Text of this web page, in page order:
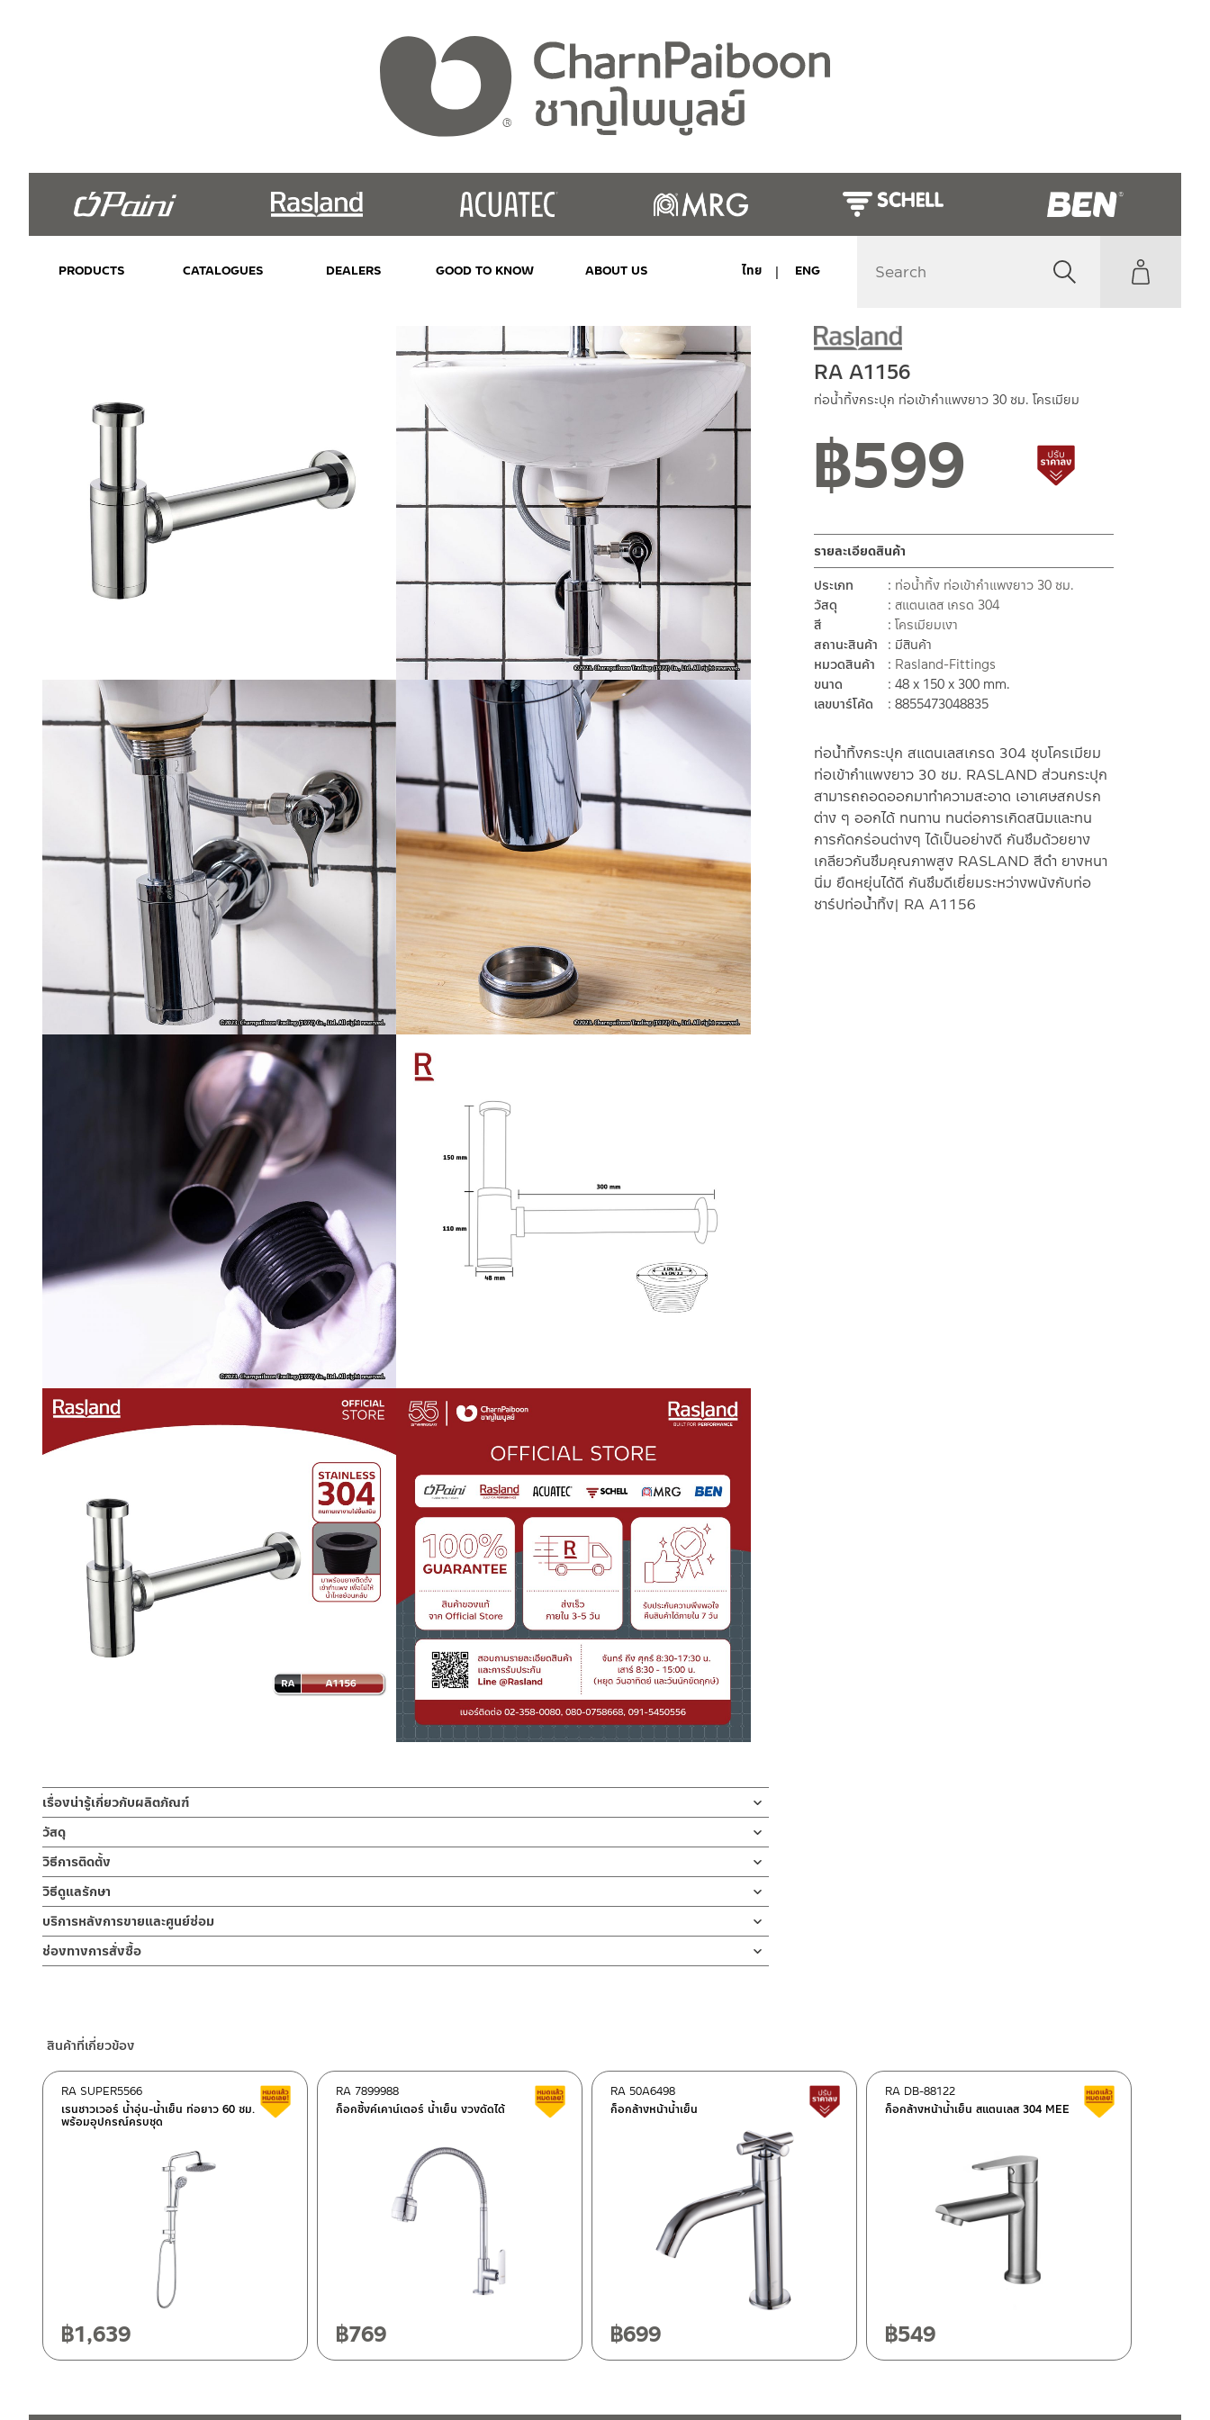
PRODUCTS CATALOGUES DEALERS GOOD TO KNOW ABOUT US ไทย ENG
RA A1156
ท่อน้ำทิ้งกระปุก ท่อเข้ากำแพงยาว 30 ซม. โครเมียม
฿599 สถานะสินค้าขายปกติ
ท่อน้ำทิ้งกระปุก สแตนเลสเกรด 304 ชุบโครเมียม
ท่อเข้ากำแพงยาว 30 ซม. RASLAND ส่วนกระปุก
สามารถถอดออกมาทำความสะอาด เอาเศษสกปรก
ต่าง ๆ ออกได้ ทนทาน ทนต่อการเกิดสนิมและทน
การกัดกร่อนต่างๆ ได้เป็นอย่างดี กันซึมด้วยยาง
เกลียวกันซึมคุณภาพสูง RASLAND สีดำ ยางหนา
นิ่ม ยืดหยุ่นได้ดี กันซึมดีเยี่ยมระหว่างพนังกับท่อ
ชาร์ปท่อน้ำทิ้ง| RA A1156
รายละเอียดสินค้า
ประเภท
ท่อน้ำทิ้ง ท่อเข้ากำแพงยาว 30 ซม.
วัสดุ
สแตนเลส เกรด 304
สี
โครเมียมเงา
สถานะสินค้า
มีสินค้า
หมวดสินค้า
Rasland-Fittings
ขนาด
48 x 150 x 300 mm.
เลขบาร์โค้ด
8855473048835
เรื่องน่ารู้เกี่ยวกับผลิตภัณฑ์
ท่อน้ำทิ้งกระปุก ท่อน้ำทิ้งอ่างล้างหน้า ท่อน้ำทิ้งโถปัสสาวะชาย ผลิตสแตนเลสเกรด 304 ชุบโครเมียม ทรงกระปุก ท่อเข้ากำแพงยาว 30
ซม. ท่อบนยาว 15 ซม. ส่วนกระปุกสามารถถอดออกเพื่อ เอาเศษสิ่งอุตตันต่าง ๆ ออกได้
ท่อน้ำทิ้งแบบกระปุก หรือท่อน้ำทิ้งจากอ่างล้างหน้า ท่อน้ำทิ้งจากโถปัสสาวะชาย ผลิตสแตนเลสเกรด 304 ชุบโครเมียม มีความเงางาม ใช้ระบาย
น้ำเสีย ช่วยดักสิ่งสกปรกภายในท่ออ่างล้างหน้าอย่างมีประสิทธิภาพ กลิ่นไม่ย้อนขึ้นมา ตัวท่อชาร์ปเข้ากำแพงยาว 30 ซม ท่อบนต่อสะดือ ยาว
15 ซม. สามารถถอดกระปุกออกมาเพื่อทิ้งสิ่งสกปรกตกค้าง จึงทนทานต่อการกัดกร่อน และป้องกันการเกิดสนิม สำหรับติดตั้งกับกำแพง กัน
ซึมด้วยยางเกลียวกันซึมคุณภาพสูง RASLAND สีดำ ยางหนา นิ่ม ยืดหยุ่นได้ดี กันซึมดีเยี่ยมระหว่างพนังกับท่อชาร์ปท่อน้ำทิ้ง
วัสดุ
ท่อต่อสะดือ-ท่อต่อกำแพง
ผลิตจาก สแตนเลส 304
แหวนล็อค
ผลิตจาก สแตนเลส 304
แป้นกำแพง
ผลิตจาก สแตนเลส 304
ถ้วย
ผลิตจาก สแตนเลส 304
วิธีการติดตั้ง
คลิ๊กเพื่อดูคู่มือติดตั้ง
วิธีดูแลรักษา
คำแนะนำในการดูแลรักษาผลิตภัณฑ์
1. ไม่ทำสินค้าให้เกิดความเสียหายอื่น ๆ นอกจากการใช้งานปกติ เช่นไม่ทำตก ไม่งัดหรือโยกสินค้าแรงๆ
2. ทำความสะอาดสินค้าโดยการใช้ผ้านุ่มๆชุบน้ำหมาดๆแล้วเช็ดให้แห้ง
3. ห้ามใช้สารเคมีที่มีฤทธิ์เป็นกรด ในการทำความสะอาด เนื่องจากผิวของสินค้าจะเสียหายได้
บริการหลังการขายและศูนย์ซ่อม
ช่องทางออนไลน์
– Email: contact@charnpaiboon.com
ศูนย์บริการและอะไหล่ กรุงเทพฯ
662/61-62 ถนน พระราม3 แขวงบางโพงพาง เขตยานนาวา กรุงเทพฯ 10120
โทร: 02-358-0080 / 080-075-8668 / 091-545-0556
ศูนย์บริการและอะไหล่เชียงใหม่
118/33 โครงการอรสิริน ม.8 ต.สันปูเลย อ.ดอยสะเก็ด เชียงใหม่ 50220
โทร: 080-075-2626
ช่องทางการสั่งซื้อ
– Shopee
–Lazada
– ซื้อสินค้าชิ้นนี้บน Shopee
<<
ซื้อสินค้าชิ้นนี้บน Lazada >>คลิกที่นี่<<
@charnpaiboon.sales
ติดต่อ ชาญไพบูลย์ / Contact Us
สินค้าที่เกี่ยวข้อง
เรนชาวเวอร์ น้ำอุ่น-น้ำเย็น ท่อยาว 60 ซม.
พร้อมอุปกรณ์ครบชุด
RA SUPER5566 สินค้าลดราคา เคลียร์สต็อก
฿1,639
ก็อกซิ้งค์เคาน์เตอร์ น้ำเย็น งวงดัดได้
RA 7899988 สินค้าลดราคา เคลียร์สต็อก
฿769
ก็อกล้างหน้าน้ำเย็น
RA 50A6498 สินค้าปรับราคาลดลง
฿699
ก็อกล้างหน้าน้ำเย็น สแตนเลส 304 MEE
RA DB-88122
฿549